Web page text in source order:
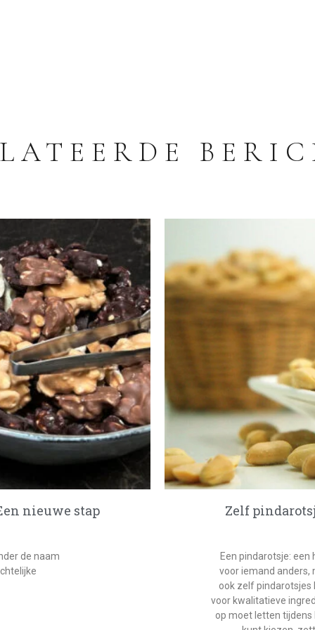
nieuwe stap
de naam
Zelf
Een pindarotsje:
voor iemand anders,
ook zelf pindarotsjes
voor kwalitatieve
op moet letten tijdens